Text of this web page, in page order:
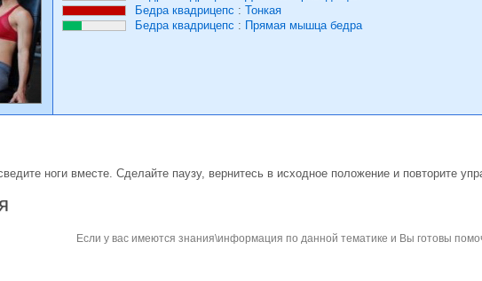
Бедра квадрицепс : Тонкая
Бедра квадрицепс : Прямая мышца бедра
ноги вместе. Сделайте паузу, вернитесь в исходное положение и повторите
Если у вас имеются знания\информация по данной тематике и Вы готовы